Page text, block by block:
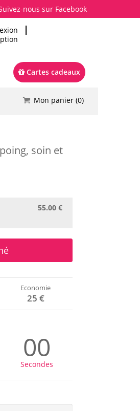
nous sur Facebook
Cartes cadeaux
Mon panier (0)
Commander
soin et
55.00 €
Economie
25 €
00
Secondes